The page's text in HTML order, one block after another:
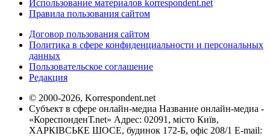
Использование материалов korrespondent.net
Правила пользования сайтом
Договор пользования сайтом
Политика в сфере конфиденциальности и персональных
данных
Пользовательское соглашение
Редакция
© 2000-2026, Korrespondent.net
Субъект в сфере онлайн-медиа Название онлайн-медиа -
«КореспонденТ.net» Адрес: 02091, місто Київ,
ХАРКІВСЬКЕ ШОСЕ, будинок 172-Б, офіс 208/1 E-mail: